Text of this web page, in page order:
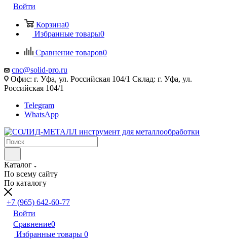
Войти
Корзина0
Избранные товары0
Сравнение товаров0
cnc@solid-pro.ru
Офис: г. Уфа, ул. Российская 104/1 Склад: г. Уфа, ул.
Российская 104/1
Telegram
WhatsApp
Каталог
По всему сайту
По каталогу
+7 (965) 642-60-77
Войти
Сравнение0
Избранные товары 0